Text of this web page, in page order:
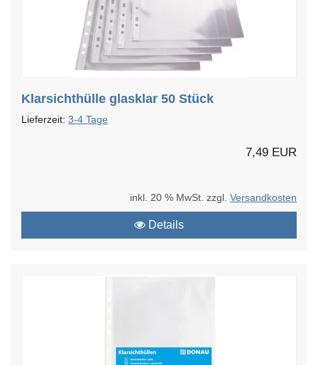
Klarsichthülle glasklar 50 Stück
Lieferzeit: 3-4 Tage
7,49 EUR
inkl. 20 % MwSt. zzgl. Versandkosten
Details